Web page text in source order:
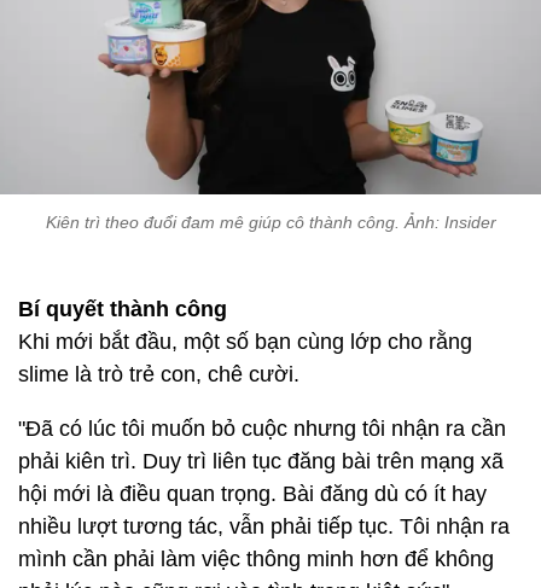
Kiên trì theo đuổi đam mê giúp cô thành công. Ảnh: Insider
Bí quyết thành công
Khi mới bắt đầu, một số bạn cùng lớp cho rằng
slime là trò trẻ con, chê cười.
"Đã có lúc tôi muốn bỏ cuộc nhưng tôi nhận ra cần
phải kiên trì. Duy trì liên tục đăng bài trên mạng xã
hội mới là điều quan trọng. Bài đăng dù có ít hay
nhiều lượt tương tác, vẫn phải tiếp tục. Tôi nhận ra
mình cần phải làm việc thông minh hơn để không